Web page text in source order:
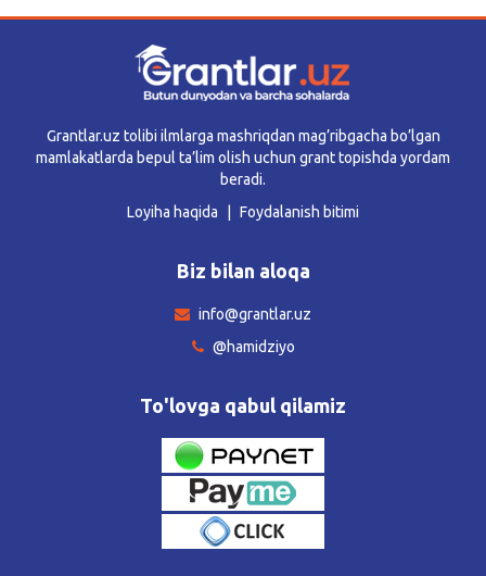
Grantlar.uz tolibi ilmlarga mashriqdan mag’ribgacha bo’lgan
mamlakatlarda bepul ta’lim olish uchun grant topishda yordam
beradi.
Loyiha haqida
Foydalanish bitimi
Biz bilan aloqa
info@grantlar.uz
@hamidziyo
To'lovga qabul qilamiz